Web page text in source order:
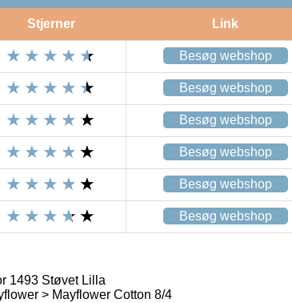
Stjerner Link
Besøg webshop
Besøg webshop
Besøg webshop
Besøg webshop
Besøg webshop
Besøg webshop
1493 Støvet Lilla
> Mayflower Cotton 8/4